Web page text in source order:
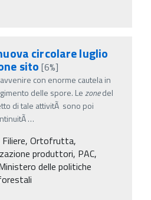
circolare luglio
sito [6%]
con enorme cautela in
delle spore. Lezonedel
di tale attivitÃ sono poi
…
Filiere, Ortofrutta,
produttori, PAC,
delle politiche